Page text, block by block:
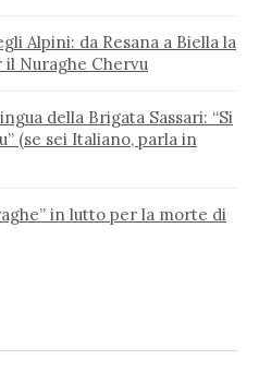
Alpini: da Resana a Biella la
il Nuraghe Chervu
della Brigata Sassari: “Si
(se sei Italiano, parla in
in lutto per la morte di